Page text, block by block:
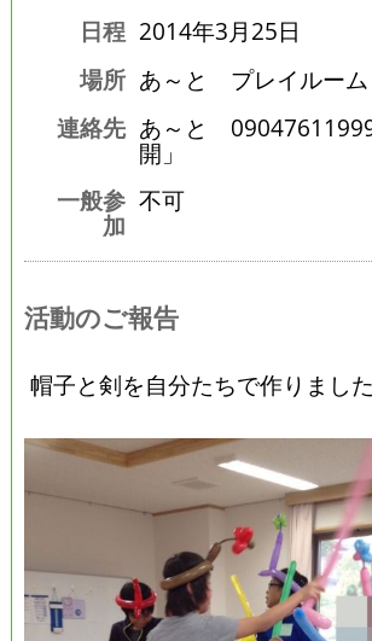
日程 2014年3月25日
場所 あ～と プレイルーム
連絡先 あ～と
開」
一般参
加
不可
活動のご報告
帽子と剣を自分たちで作りました